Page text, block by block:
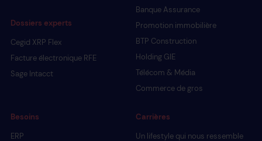
Dossiers experts
Cegid XRP Flex
Facture électronique RFE
Sage Intacct
Banque Assurance
Promotion immobilière
BTP Construction
Holding GIE
Télécom & Média
Commerce de gros
Besoins
ERP
Carrières
Un lifestyle qui nous ressemble